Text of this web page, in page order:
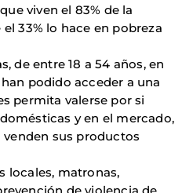
viven el 83% de la
33% lo hace en pobreza
de entre 18 a 54 años, en
podido acceder a una
permita valerse por si
y en el mercado,
sus productos
locales, matronas,